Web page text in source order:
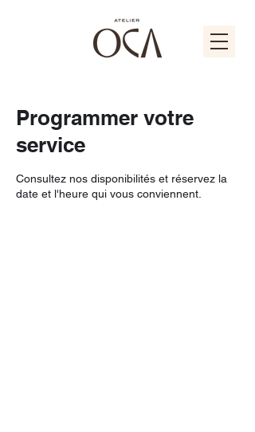
Programmer votre
service
Consultez nos disponibilités et réservez la
date et l'heure qui vous conviennent.